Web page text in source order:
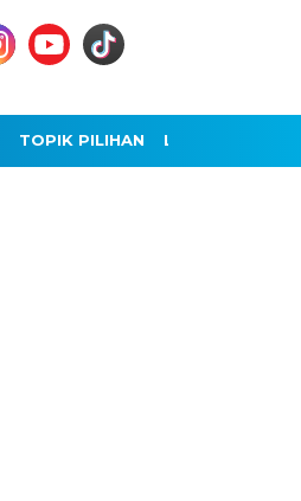
TOPIK PILIHAN LAINNYA